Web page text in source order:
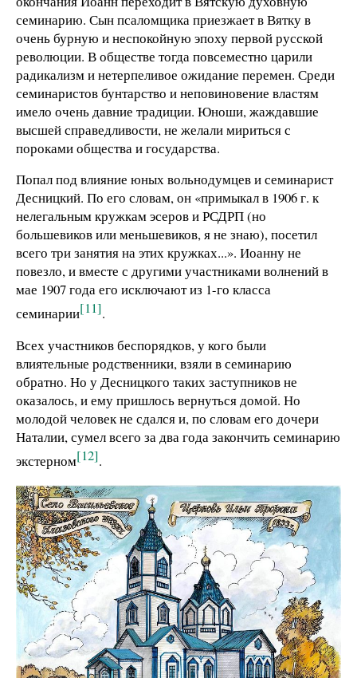
семинарию. Сын псаломщика приезжает в Вятку в
очень бурную и неспокойную эпоху первой русской
революции. В обществе тогда повсеместно царили
радикализм и нетерпеливое ожидание перемен. Среди
семинаристов бунтарство и неповиновение властям
имело очень давние традиции. Юноши, жаждавшие
высшей справедливости, не желали мириться с
пороками общества и государства.
Попал под влияние юных вольнодумцев и семинарист
Десницкий. По его словам, он «примыкал в 1906 г. к
нелегальным кружкам эсеров и РСДРП (но
большевиков или меньшевиков, я не знаю), посетил
всего три занятия на этих кружках...». Иоанну не
повезло, и вместе с другими участниками волнений в
мае 1907 года его исключают из 1-го класса
семинарии[11].
Всех участников беспорядков, у кого были
влиятельные родственники, взяли в семинарию
обратно. Но у Десницкого таких заступников не
оказалось, и ему пришлось вернуться домой. Но
молодой человек не сдался и, по словам его дочери
Наталии, сумел всего за два года закончить семинарию
экстерном[12].